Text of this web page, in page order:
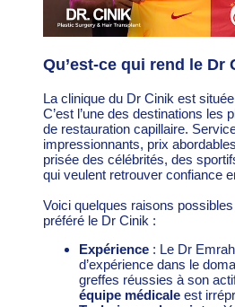
Qu’est-ce qui rend le Dr
La clinique du Dr Cinik est
C’est l’une des destinations les
de restauration capillaire.
impressionnants, prix
prisée des célébrités, des
qui veulent retrouver confiance
Voici quelques raisons
préféré le Dr Cinik :
Expérience : Le Dr
d’expérience dans le
greffes réussies à son
équipe médicale est